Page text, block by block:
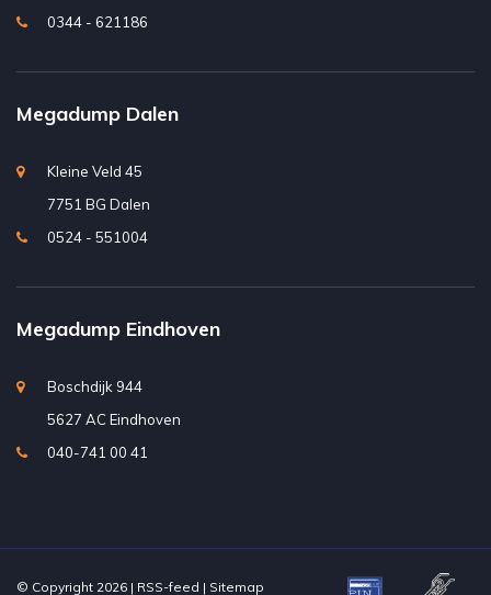
0344 - 621186
Megadump Dalen
Kleine Veld 45
7751 BG Dalen
0524 - 551004
Megadump Eindhoven
Boschdijk 944
5627 AC Eindhoven
040-741 00 41
© Copyright 2026 | RSS-feed | Sitemap